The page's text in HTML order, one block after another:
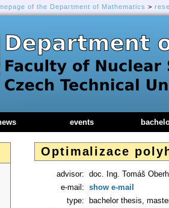
of the Department of Mathematics >
Optimalizace
advisor: doc. Ing. Tomáš
e-mail: show e-mail
type: bachelor thesis,
events